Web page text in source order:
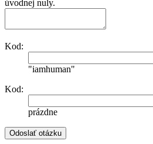
úvodnej nuly.
Kod:
"iamhuman"
Kod:
prázdne